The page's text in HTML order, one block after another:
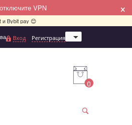
VPN ×
и Bybit pay 😊
Вход Регистрация
0